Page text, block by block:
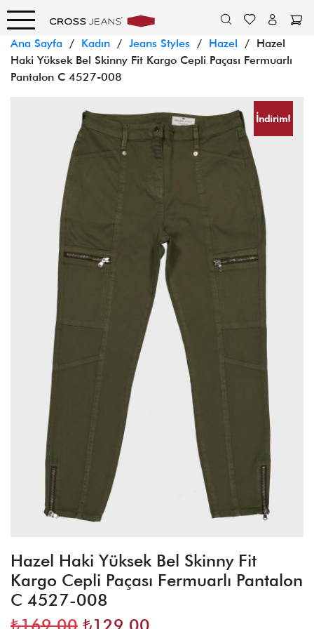
Ana Sayfa / Kadın / Jeans Styles / Hazel / Hazel
Haki Yüksek Bel Skinny Fit Kargo Cepli Paçası Fermuarlı
Pantalon C 4527-008
İndirim!
Hazel Haki Yüksek Bel Skinny Fit
Kargo Cepli Paçası Fermuarlı Pantalon
C 4527-008
Orijinal